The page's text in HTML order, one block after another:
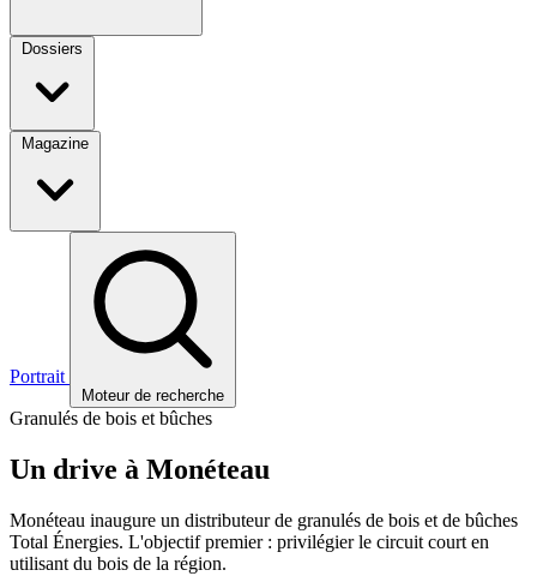
Dossiers
Magazine
Portrait
Moteur de recherche
Granulés de bois et bûches
Un drive à Monéteau
Monéteau inaugure un distributeur de granulés de bois et de bûches
Total Énergies. L'objectif premier : privilégier le circuit court en
utilisant du bois de la région.